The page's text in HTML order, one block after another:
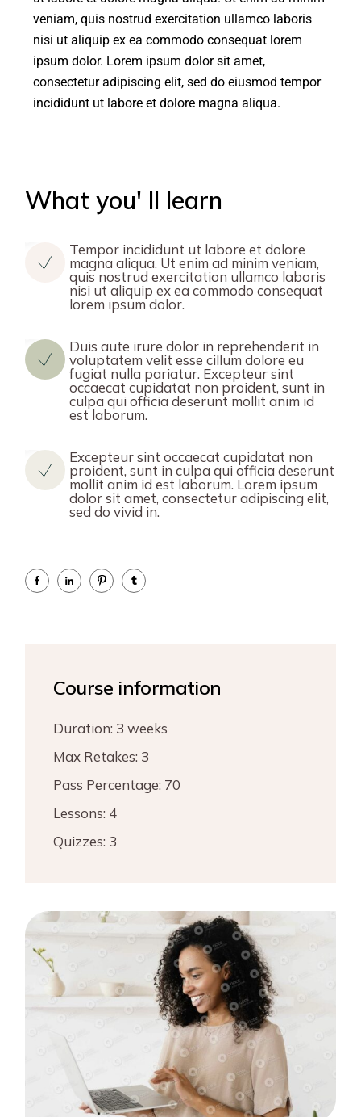
veniam, quis nostrud exercitation ullamco laboris
nisi ut aliquip ex ea commodo consequat lorem
ipsum dolor. Lorem ipsum dolor sit amet,
consectetur adipiscing elit, sed do eiusmod tempor
incididunt ut labore et dolore magna aliqua.
What you' ll learn
Tempor incididunt ut labore et dolore
magna aliqua. Ut enim ad minim veniam,
quis nostrud exercitation ullamco laboris
nisi ut aliquip ex ea commodo consequat
lorem ipsum dolor.
Duis aute irure dolor in reprehenderit in
voluptatem velit esse cillum dolore eu
fugiat nulla pariatur. Excepteur sint
occaecat cupidatat non proident, sunt in
culpa qui officia deserunt mollit anim id
est laborum.
Excepteur sint occaecat cupidatat non
proident, sunt in culpa qui officia deserunt
mollit anim id est laborum. Lorem ipsum
dolor sit amet, consectetur adipiscing elit,
sed do vivid in.
Course information
Duration: 3 weeks
Max Retakes: 3
Pass Percentage: 70
Lessons: 4
Quizzes: 3